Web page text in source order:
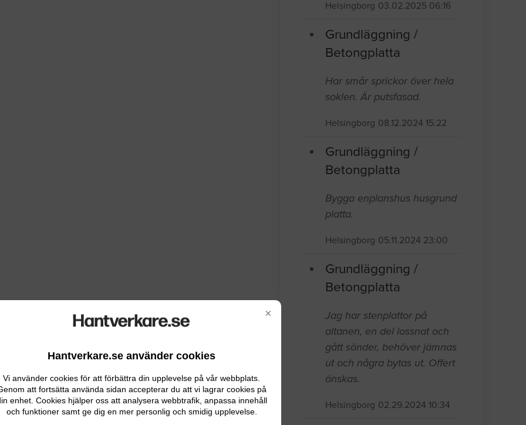
×
Hantverkare.se använder cookies
Vi använder cookies för att förbättra din upplevelse på vår webbplats.
att fortsätta använda sidan accepterar du att vi lagrar cookies på
enhet. Cookies hjälper oss att analysera webbtrafik, anpassa innehåll
och funktioner samt ge dig en mer personlig och smidig upplevelse.
Helsingborg 03.02.2025 06:16
Grundläggning /
Betongplatta
Har smår sprickor över hela
soklen. Är putsfasad.
Helsingborg 08.12.2024 15:22
Grundläggning /
Betongplatta
Bygga enplanshus husgrund
platta.
Helsingborg 05.11.2024 23:00
Grundläggning /
Betongplatta
Jag har stenplattor på
altanen, en del lossnat och
gått sönder, behöver jämnas
ut och några bytas ut. Offert
önskas.
Helsingborg 02.29.2024 10:34